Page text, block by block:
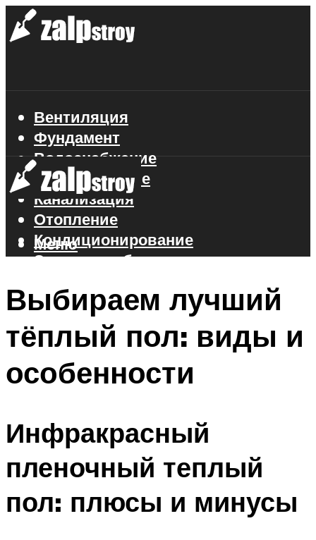
Вентиляция
Фундамент
Водоснабжение
Газоснабжение
Канализация
Отопление
Кондиционирование
Электроснабжение
Меню
Меню
Выбираем лучший
тёплый пол: виды и
особенности
Инфракрасный
пленочный теплый
пол: плюсы и минусы